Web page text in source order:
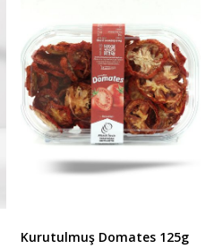
Kurutulmuş Domates 125g